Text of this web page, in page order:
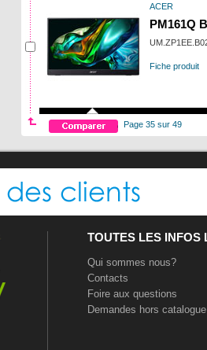
ACER
PM161Q
Fiche produit
Page 35 sur 49
TOUTES LES INFOS
Qui sommes nous?
Contacts
Foire aux questions
Demandes hors catalogue